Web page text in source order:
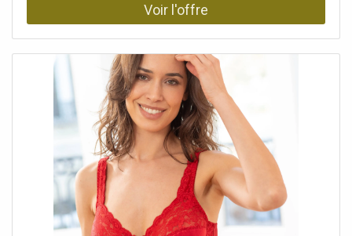
armatures Avila en dentelle• Bonnets en 3 parties• Hauts
bonnets et devant des bretelles en dentelle extensible•
doublés• Côtés et basque en dentelle• Bretelles réglables
au dos• Double ou triple agrafage dos selon les tailles, 3
positions pour bonnets D et EBlancheporte s’engage• Ce
produit est labellisé OEKO-TEX® STANDARD 100 (n° CQ
1216/3 IFTH). Ce label contribue à une sécurité du produit
élevée, avec des critères de test stricts, au-delà des
exigences réglementaires en vigueur sur le plan national et
européen.Photos retouchées.